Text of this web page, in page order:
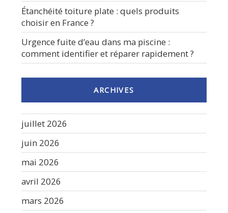
Étanchéité toiture plate : quels produits
choisir en France ?
Urgence fuite d’eau dans ma piscine :
comment identifier et réparer rapidement ?
ARCHIVES
juillet 2026
juin 2026
mai 2026
avril 2026
mars 2026